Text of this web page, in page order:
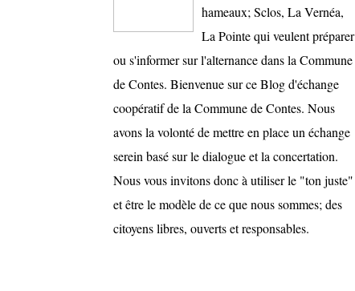
hameaux; Sclos, La Vernéa,
La Pointe qui veulent préparer
ou s'informer sur l'alternance dans la Commune
de Contes. Bienvenue sur ce Blog d'échange
coopératif de la Commune de Contes. Nous
avons la volonté de mettre en place un échange
serein basé sur le dialogue et la concertation.
Nous vous invitons donc à utiliser le "ton juste"
et être le modèle de ce que nous sommes; des
citoyens libres, ouverts et responsables.